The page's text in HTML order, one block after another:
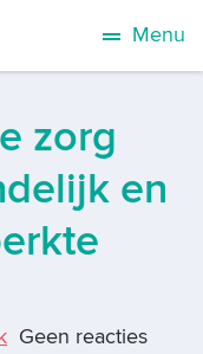
Menu
zorg
en
Geen reacties